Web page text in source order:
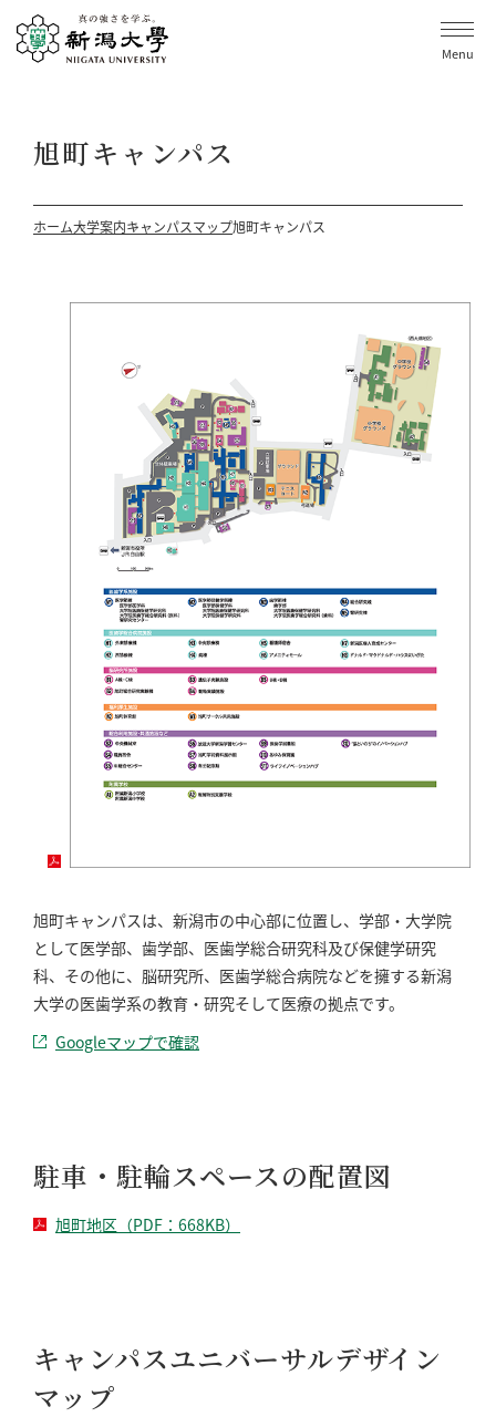
Menu
旭町キャンパス
ホーム大学案内キャンパスマップ旭町キャンパス
旭町キャンパスは、新潟市の中心部に位置し、学部・大学院
として医学部、歯学部、医歯学総合研究科及び保健学研究
科、その他に、脳研究所、医歯学総合病院などを擁する新潟
大学の医歯学系の教育・研究そして医療の拠点です。
Googleマップで確認
駐車・駐輪スペースの配置図
旭町地区（PDF：668KB）
キャンパスユニバーサルデザイン
マップ